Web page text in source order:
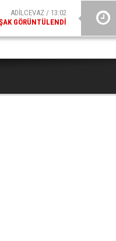
ADİLCEVAZ / 13:02
GÖRÜNTÜLENDI